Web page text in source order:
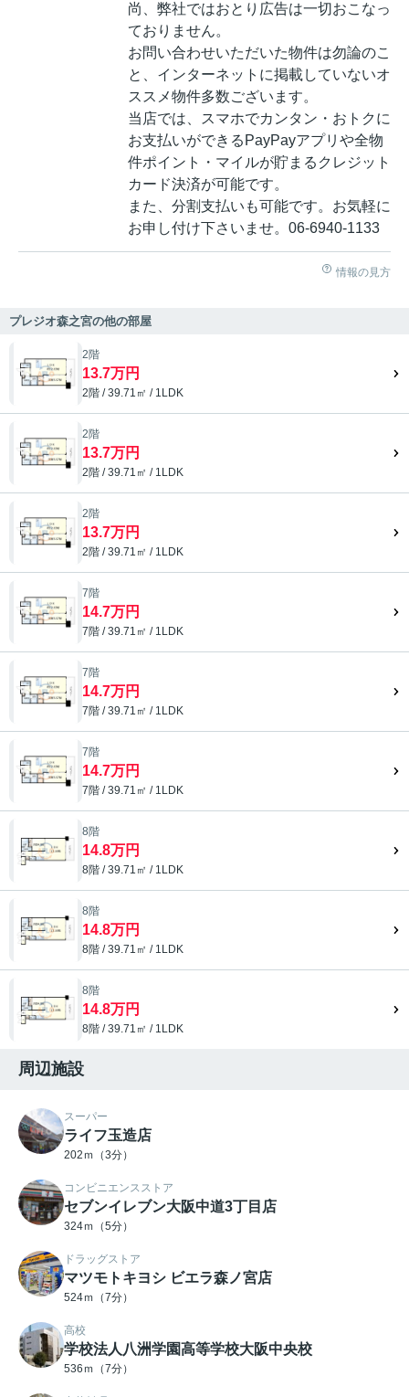
尚、弊社ではおとり広告は一切おこなっ
ておりません。
お問い合わせいただいた物件は勿論のこ
と、インターネットに掲載していないオ
ススメ物件多数ございます。
当店では、スマホでカンタン・おトクに
お支払いができるPayPayアプリや全物
件ポイント・マイルが貯まるクレジット
カード決済が可能です。
また、分割支払いも可能です。お気軽に
お申し付け下さいませ。06-6940-1133
情報の見方
プレジオ森之宮の他の部屋
2階
13.7万円
2階 / 39.71㎡ / 1LDK
2階
13.7万円
2階 / 39.71㎡ / 1LDK
2階
13.7万円
2階 / 39.71㎡ / 1LDK
7階
14.7万円
7階 / 39.71㎡ / 1LDK
7階
14.7万円
7階 / 39.71㎡ / 1LDK
7階
14.7万円
7階 / 39.71㎡ / 1LDK
8階
14.8万円
8階 / 39.71㎡ / 1LDK
8階
14.8万円
8階 / 39.71㎡ / 1LDK
8階
14.8万円
8階 / 39.71㎡ / 1LDK
周辺施設
スーパー
ライフ玉造店
202ｍ（3分）
コンビニエンスストア
セブンイレブン大阪中道3丁目店
324ｍ（5分）
ドラッグストア
マツモトキヨシ ビエラ森ノ宮店
524ｍ（7分）
高校
学校法人八洲学園高等学校大阪中央校
536ｍ（7分）